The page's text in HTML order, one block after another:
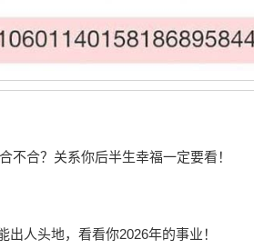
不合？关系你后半生幸福一定要看！
出人头地，看看你2026年的事业！